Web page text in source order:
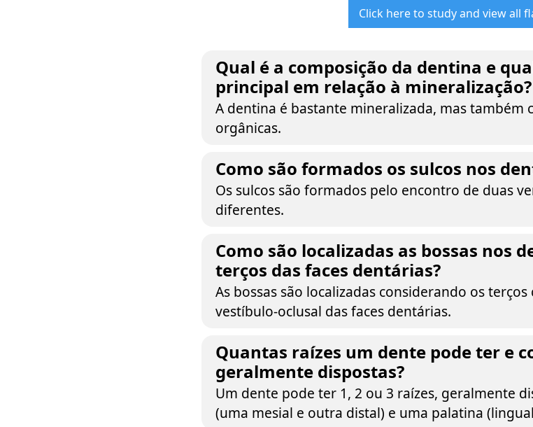
Click here to study and view all
Qual é a composição da dentina e
principal em relação à mineralização?
A dentina é bastante mineralizada, mas também
orgânicas.
Como são formados os sulcos nos
Os sulcos são formados pelo encontro de duas
diferentes.
Como são localizadas as bossas nos
terços das faces dentárias?
As bossas são localizadas considerando os
vestíbulo-oclusal das faces dentárias.
Quantas raízes um dente pode ter e
geralmente dispostas?
Um dente pode ter 1, 2 ou 3 raízes, geralmente
(uma mesial e outra distal) e uma palatina